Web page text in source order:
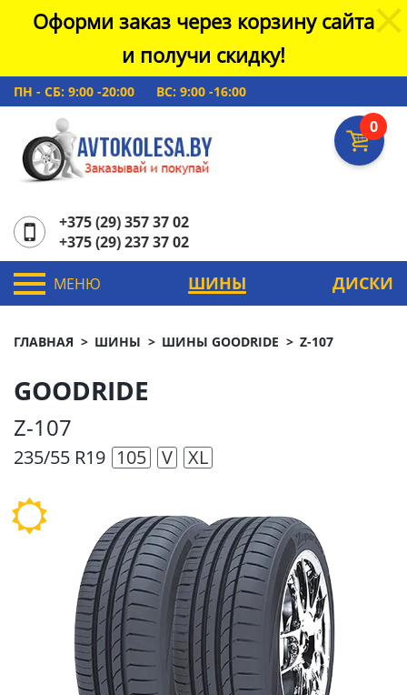
Оформи заказ через корзину сайта
и получи скидку!
ПН - СБ: 9:00 -20:00 ВС: 9:00 -16:00
0
+375 (29) 357 37 02
+375 (29) 237 37 02
МЕНЮ ШИНЫ ДИСКИ
ГЛАВНАЯ ШИНЫ ШИНЫ GOODRIDE Z-107
GOODRIDE
Z-107
235/55 R19 105 V XL